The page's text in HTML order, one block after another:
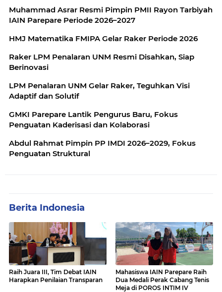
Muhammad Asrar Resmi Pimpin PMII Rayon Tarbiyah
IAIN Parepare Periode 2026–2027
HMJ Matematika FMIPA Gelar Raker Periode 2026
Raker LPM Penalaran UNM Resmi Disahkan, Siap
Berinovasi
LPM Penalaran UNM Gelar Raker, Teguhkan Visi
Adaptif dan Solutif
GMKI Parepare Lantik Pengurus Baru, Fokus
Penguatan Kaderisasi dan Kolaborasi ‎
Abdul Rahmat Pimpin PP IMDI 2026–2029, Fokus
Penguatan Struktural
Berita Indonesia
Raih Juara III, Tim Debat IAIN
Harapkan Penilaian Transparan
Mahasiswa IAIN Parepare Raih
Dua Medali Perak Cabang Tenis
Meja di POROS INTIM IV